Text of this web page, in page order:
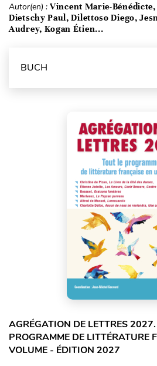
Autor(en) : Vincent Marie-
Dietschy Paul, Dilettoso Diego,
Audrey, Kogan Étien...
BUCH
AGRÉGATION DE LETTRES
PROGRAMME DE LITTÉRATURE
VOLUME - ÉDITION 2027